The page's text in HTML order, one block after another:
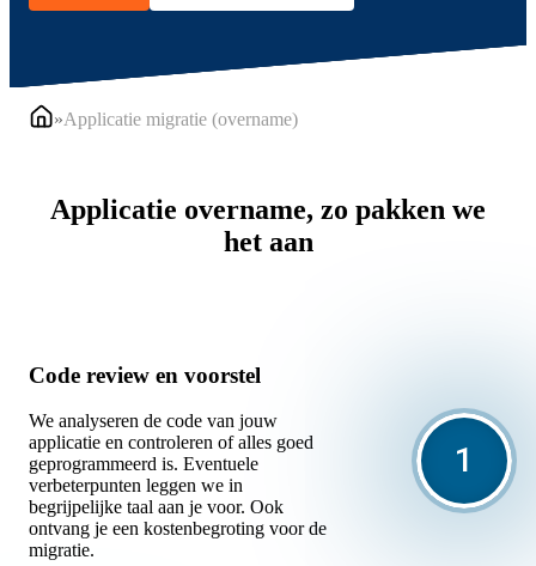
»Applicatie migratie (overname)
Applicatie overname, zo pakken we
het aan
Code review en voorstel
We analyseren de code van jouw
applicatie en controleren of alles goed
geprogrammeerd is. Eventuele
verbeterpunten leggen we in
begrijpelijke taal aan je voor. Ook
ontvang je een kostenbegroting voor de
migratie.